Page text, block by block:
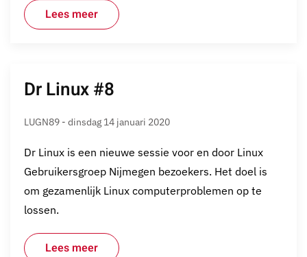
Lees meer
Dr Linux #8
LUGN89 - dinsdag 14 januari 2020
Dr Linux is een nieuwe sessie voor en door Linux
Gebruikersgroep Nijmegen bezoekers. Het doel is
om gezamenlijk Linux computerproblemen op te
lossen.
Lees meer